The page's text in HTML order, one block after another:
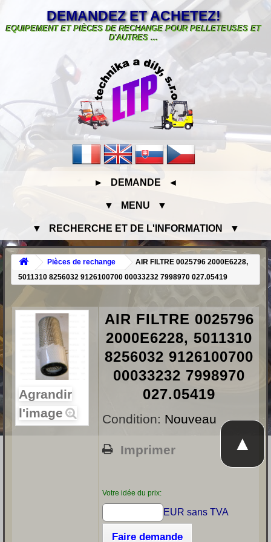
DEMANDEZ ET ACHETEZ!
EQUIPEMENT ET PIÈCES DE RECHANGE POUR PELLETEUSES ET
D'AUTRES ...
► DEMANDE ◄
▼ MENU ▼
▼ RECHERCHE ET DE L'INFORMATION ▼
Pièces de rechange
AIR FILTRE 0025796 2000E6228,
5011310 8256032 9126100700 00033232 7998970 027.05419
Agrandir
l'image
AIR FILTRE 0025796
2000E6228, 5011310
8256032 9126100700
00033232 7998970
027.05419
Condition: Nouveau
Imprimer
Votre idée du prix:
EUR sans TVA
Faire demande
▲